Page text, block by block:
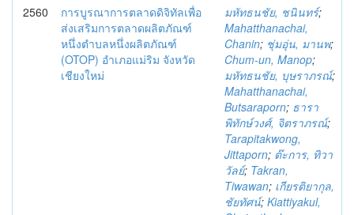
2560
การบูรณาการตลาดดิจิทัลเพื่อ
ส่งเสริมการตลาดผลิตภัณฑ์
หนึ่งตำบลหนึ่งผลิตภัณฑ์
(OTOP) อำเภอแม่ริม จังหวัด
เชียงใหม่
มหัทธนชัย, ชนินทร์;
Mahatthanachai,
Chanin; ชุ่มอุ่น, มานพ;
Chum-un, Manop;
มหัทธนชัย, บุษราภรณ์;
Mahatthanachai,
Butsaraporn; ธารา
พิทักษ์วงศ์, จิตราภรณ์;
Tarapitakwong,
Jittaporn; ต๊ะการ, ทิวา
วัลย์; Takran,
Tiwawan; เกียรติยากุล,
ชัยทัศน์; Kiattiyakul,